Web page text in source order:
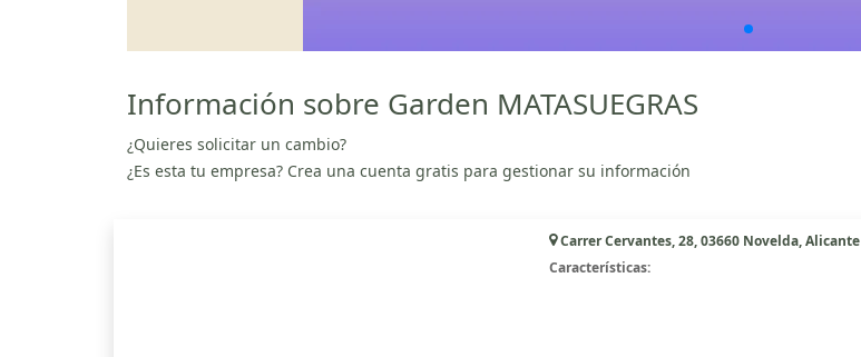
Información sobre Garden MATASUEGRAS
¿Quieres solicitar un cambio?
¿Es esta tu empresa? Crea una cuenta gratis para gestionar su información
Carrer Cervantes, 28, 03660 Novelda, Alicante
Características: